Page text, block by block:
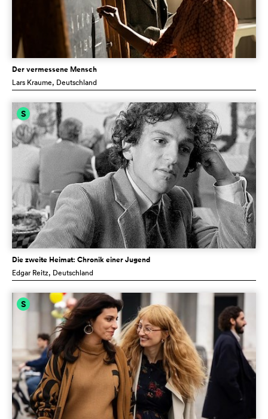
Der vermessene Mensch
Lars Kraume, Deutschland
S
Die zweite Heimat: Chronik einer Jugend
Edgar Reitz, Deutschland
S